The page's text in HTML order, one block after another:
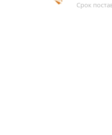
Срок